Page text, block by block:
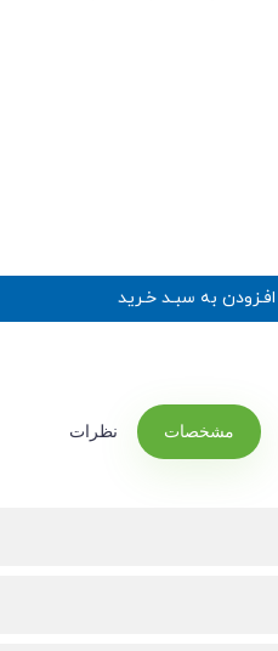
افـزودن به سبـد خـرید
مشخصات نظرات